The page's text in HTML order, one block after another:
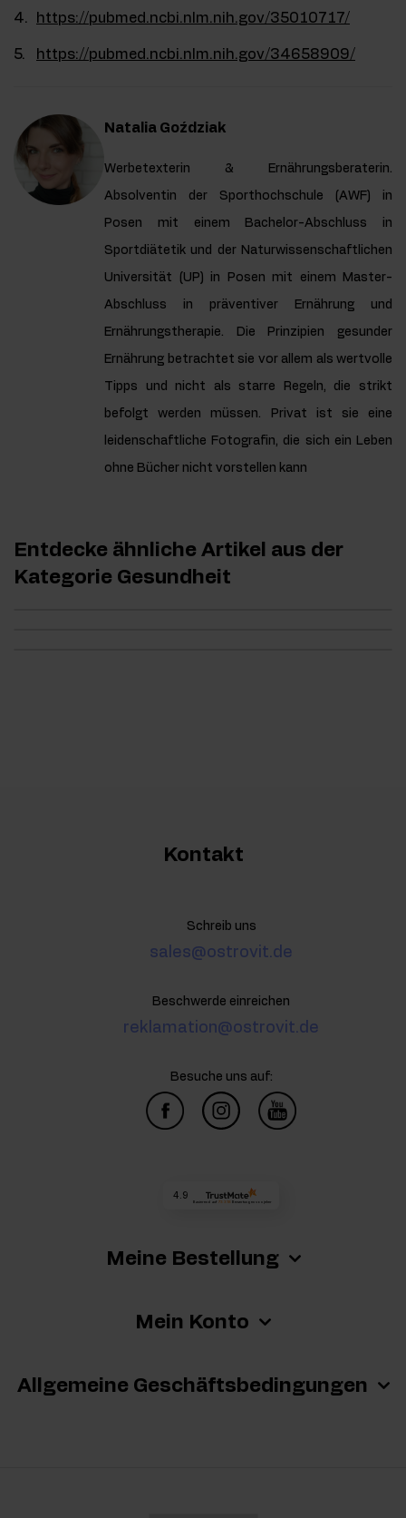
https://pubmed.ncbi.nlm.nih.gov/35010717/
https://pubmed.ncbi.nlm.nih.gov/34658909/
Natalia Goździak
Werbetexterin & Ernährungsberaterin.
Absolventin der Sporthochschule (AWF) in
Posen mit einem Bachelor-Abschluss in
Sportdiätetik und der Naturwissenschaftlichen
Universität (UP) in Posen mit einem Master-
Abschluss in präventiver Ernährung und
Ernährungstherapie. Die Prinzipien gesunder
Ernährung betrachtet sie vor allem als wertvolle
Tipps und nicht als starre Regeln, die strikt
befolgt werden müssen. Privat ist sie eine
leidenschaftliche Fotografin, die sich ein Leben
ohne Bücher nicht vorstellen kann
Entdecke ähnliche Artikel aus der
Kategorie Gesundheit
Meine Bestellung
Mein Konto
Allgemeine Geschäftsbedingungen
Kontakt
Schreib uns
sales@ostrovit.de
Beschwerde einreichen
reklamation@ostrovit.de
Besuche uns auf:
4.9
Basierend auf 73 318 Bewertungen von jeher